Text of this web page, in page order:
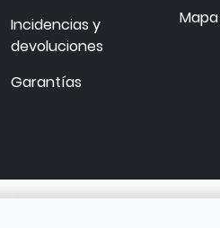
Incidencias y
devoluciones
Garantías